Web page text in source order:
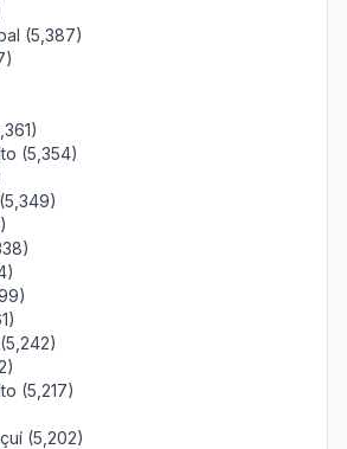
(5,387)
(5,354)
(5,217)
(5,202)